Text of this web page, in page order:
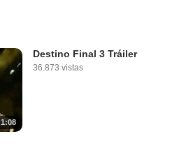
1:08
Destino Final 3 Tráiler
36.873 vistas